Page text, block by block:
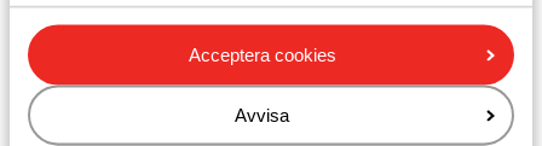
Acceptera cookies
Avvisa
Village Club Neaclub La Pulka